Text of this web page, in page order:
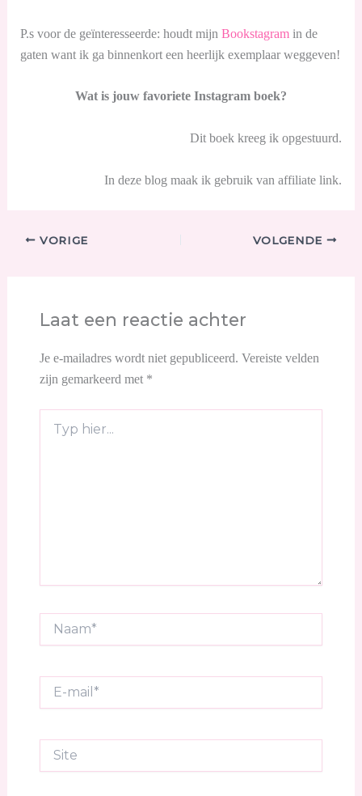
P.s voor de geïnteresseerde: houdt mijn Bookstagramin de
gaten want ik ga binnenkort een heerlijk exemplaar weggeven!
Wat is jouw favoriete Instagram boek?
Dit boek kreeg ik opgestuurd.
In deze blog maak ik gebruik van affiliate link.
VORIGE VOLGENDE
Laat een reactie achter
Je e-mailadres wordt niet gepubliceerd. Vereiste velden
zijn gemarkeerd met *
hier...
mail*